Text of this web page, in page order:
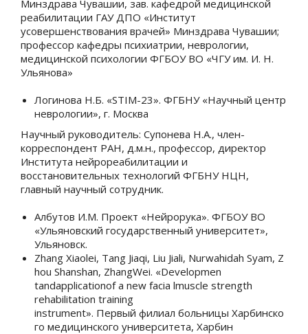
Минздрава Чувашии, зав. кафедрой медицинской
реабилитации ГАУ ДПО «Институт
усовершенствования врачей» Минздрава Чувашии;
профессор кафедры психиатрии, неврологии,
медицинской психологии ФГБОУ ВО «ЧГУ им. И. Н.
Ульянова»
Логинова Н.Б. «STIM-23». ФГБНУ «Научный центр
неврологии», г. Москва
Научный руководитель: Супонева Н.А., член-
корреспондент РАН, д.м.н., профессор, директор
Института нейрореабилитации и
восстановительных технологий ФГБНУ НЦН,
главный научный сотрудник.
Албутов И.М. Проект «Нейрорука». ФГБОУ ВО
«Ульяновский государственный университет»,
Ульяновск.
Zhang Xiaolei, Tang Jiaqi, Liu Jiali, Nurwahidah Syam, Z
hou Shanshan, ZhangWei. «Developmen
tandapplicationof a new facia lmuscle strength
rehabilitation training
instrument». Первый филиал больницы Харбинско
го медицинского университета, Харбин